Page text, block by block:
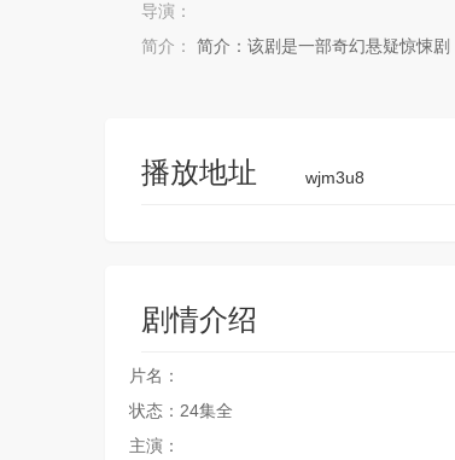
导演：
简介：
简介：该剧是一部奇幻悬疑惊悚
播放地址 wjm3u8
剧情介绍
片名：
状态：24集全
主演：